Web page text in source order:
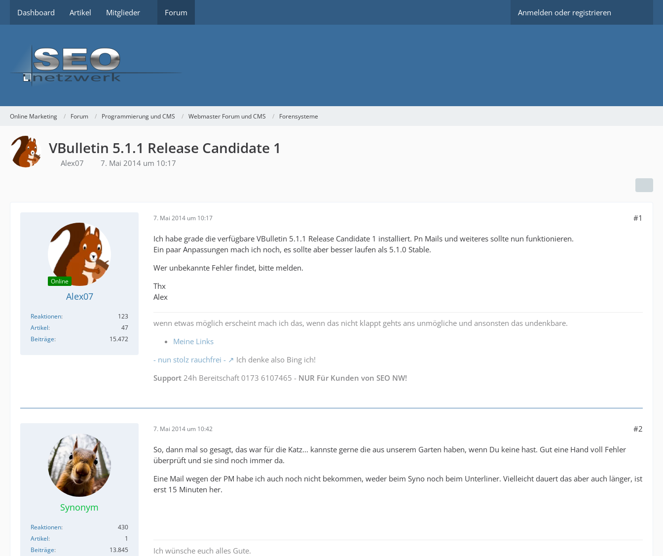
Dashboard Artikel Mitglieder Forum Anmelden oder registrieren
Online Marketing Forum Programmierung und CMS Webmaster Forum und CMS Forensysteme
VBulletin 5.1.1 Release Candidate 1
Alex07 7. Mai 2014 um 10:17
Online
Alex07
Reaktionen
123
Artikel
47
Beiträge
15.472
7. Mai 2014 um 10:17 #1
Ich habe grade die verfügbare VBulletin 5.1.1 Release Candidate 1 installiert. Pn Mails und weiteres sollte nun funktionieren.
Ein paar Anpassungen mach ich noch, es sollte aber besser laufen als 5.1.0 Stable.
Wer unbekannte Fehler findet, bitte melden.
Thx
Alex
wenn etwas möglich erscheint mach ich das, wenn das nicht klappt gehts ans unmögliche und ansonsten das undenkbare.
Meine Links
- nun stolz rauchfrei -
Ich denke also Bing ich!
Support 24h Bereitschaft 0173 6107465 - NUR Für Kunden von SEO NW!
Synonym
Reaktionen
430
Artikel
1
Beiträge
13.845
7. Mai 2014 um 10:42 #2
So, dann mal so gesagt, das war für die Katz... kannste gerne die aus unserem Garten haben, wenn Du keine hast. Gut eine Hand voll Fehler
überprüft und sie sind noch immer da.
Eine Mail wegen der PM habe ich auch noch nicht bekommen, weder beim Syno noch beim Unterliner. Vielleicht dauert das aber auch länger, ist
erst 15 Minuten her.
Ich wünsche euch alles Gute.